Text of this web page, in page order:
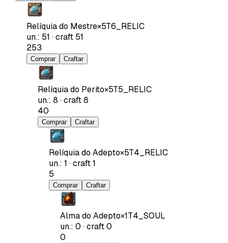
Relíquia do Mestre×5T6_RELIC
un.: 51 ·craft 51
253
Comprar Craftar
Relíquia do Perito×5T5_RELIC
un.: 8 ·craft8
40
Comprar Craftar
Relíquia do Adepto×5T4_RELIC
un.: 1 ·craft1
5
Comprar Craftar
Alma do Adepto×1T4_SOUL
un.: 0 ·craft0
0